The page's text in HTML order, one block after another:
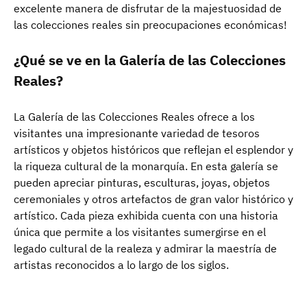
excelente manera de disfrutar de la majestuosidad de
las colecciones reales sin preocupaciones económicas!
¿Qué se ve en la Galería de las Colecciones
Reales?
La Galería de las Colecciones Reales ofrece a los
visitantes una impresionante variedad de tesoros
artísticos y objetos históricos que reflejan el esplendor y
la riqueza cultural de la monarquía. En esta galería se
pueden apreciar pinturas, esculturas, joyas, objetos
ceremoniales y otros artefactos de gran valor histórico y
artístico. Cada pieza exhibida cuenta con una historia
única que permite a los visitantes sumergirse en el
legado cultural de la realeza y admirar la maestría de
artistas reconocidos a lo largo de los siglos.